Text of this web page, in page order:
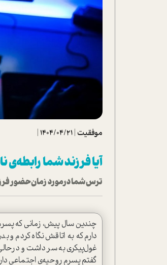
تحلیل فیلم
داستان
موفقیت |
1404/04/21
|
آیا فرزند شما رابطه‌ی
ترس شما درمورد زمان حضور
چندین سال پیش، زمانی که پسرم
دارم که به اتاقش نگاه کردم
غول‌پیکری به سر داشت و
گفتم پسرم روحیه‌ی اجتماعی